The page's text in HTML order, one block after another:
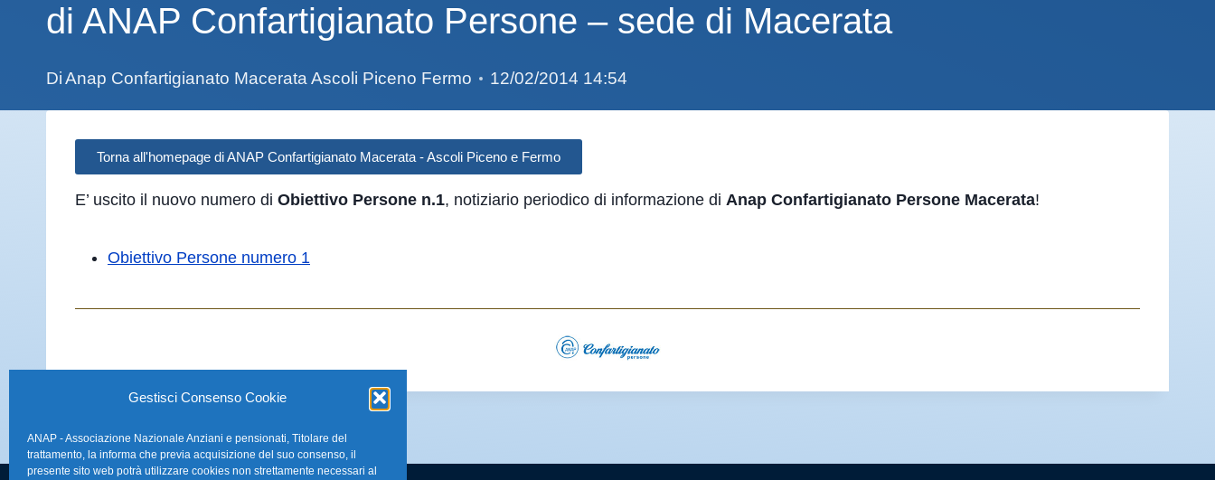
Gestisci Consenso Cookie
ANAP - Associazione Nazionale Anziani e pensionati, Titolare del
trattamento, la informa che previa acquisizione del suo consenso, il
presente sito web potrà utilizzare cookies non strettamente necessari al
di ANAP Confartigianato Persone – sede di Macerata
DiAnap Confartigianato Macerata Ascoli Piceno Fermo 12/02/2014 14:54
Torna all'homepage di ANAP Confartigianato Macerata - Ascoli Piceno e Fermo
E’ uscito il nuovo numero di Obiettivo Persone n.1, notiziario periodico di informazione di Anap Confartigianato Persone Macerata!
Obiettivo Persone numero 1